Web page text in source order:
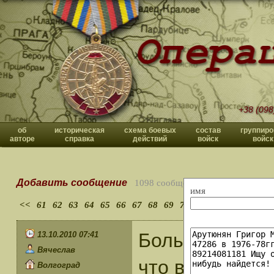
+38
об
авторе
историческая
справка
схема боевых
действий
состав
войск
войск
имя
Добавить сообщение 1098 сообщений
<< 61 62 63 64 65 66 67 68 69 70
13.10.2010 07:41
Вячеслав
Волгоград
Большое
что вы